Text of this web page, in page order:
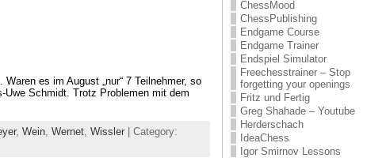
es im August „nur“ 7 Teilnehmer, so
Schmidt. Trotz Problemen mit dem
, Wein, Wernet, Wissler| Category:
ChessMood
ChessPublishing
Endgame Course
Endgame Trainer
Endspiel Simulator
Freechesstrainer – Stop
forgetting your openings
Fritz und Fertig
Greg Shahade – Youtube
Herderschach
IdeaChess
Igor Smirnov Lessons